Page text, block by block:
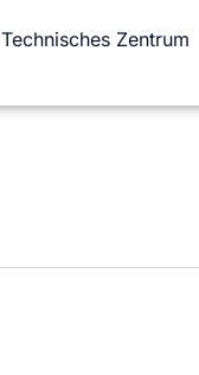
Technisches Zentrum